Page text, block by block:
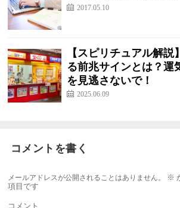
2017.05.10
【スピリチュアル解説
る前兆サインとは？運
を見逃さないで！
2025.06.09
コメントを書く
メールアドレスが公開されることはありません。 ※
項目です